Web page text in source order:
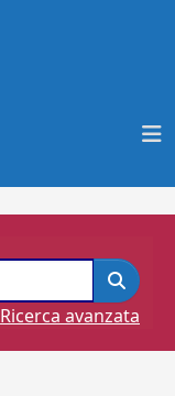
Ricerca avanzata